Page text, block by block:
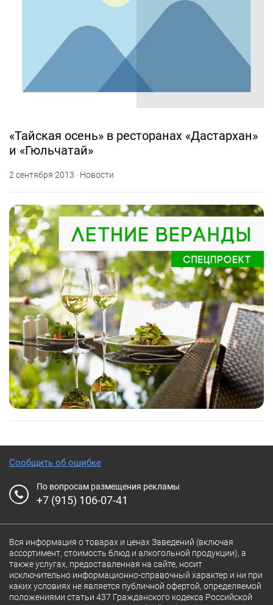
«Тайская осень» в ресторанах «Дастархан»
и «Гюльчатай»
2 сентября 2013 · Новости
Сообщить об ошибке
По вопросам размещения рекламы
+7 (915) 106-07-41
Вся информация о товарах и ценах Заведений (включая
ассортимент, стоимость блюд и алкогольной продукции), а
также услугах, предоставленная на сайте, носит
исключительно информационно-справочный характер и ни при
каких условиях не является публичной офертой, определяемой
положениями статьи 437 Гражданского кодекса Российской